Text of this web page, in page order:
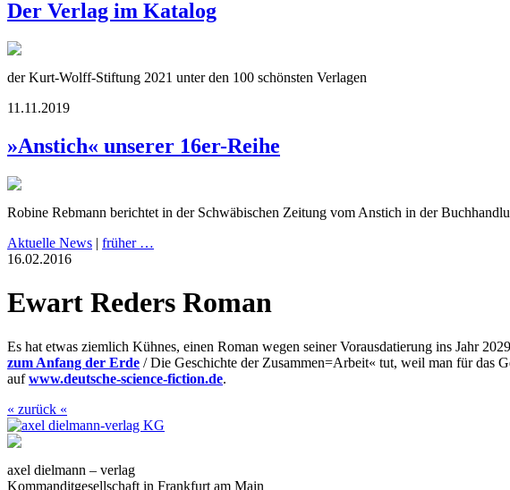
Der Verlag im Katalog
der Kurt-Wolff-Stiftung 2021 unter den 100 schönsten Verlagen
11.11.2019
»Anstich« unserer 16er-Reihe
Robine Rebmann berichtet in der Schwäbischen Zeitung vom Anstich in der
Aktuelle News | früher …
16.02.2016
Ewart Reders Roman
Es hat etwas ziemlich Kühnes, einen Roman wegen seiner Vorausdatierung ins Jahr
zum Anfang der Erde / Die Geschichte der Zusammen=Arbeit« tut, weil man für das
aufwww.deutsche-science-fiction.de.
« zurück «
axel dielmann – verlag
Kommanditgesellschaft in Frankfurt am Main